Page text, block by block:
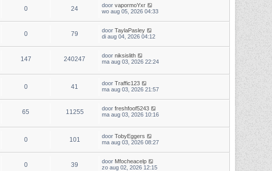
0 24 door vapormoYxr
wo aug 05, 2026 04:33
0 79 door TaylaPasley
di aug 04, 2026 04:12
147 240247 door niksislith
ma aug 03, 2026 22:24
0 41 door Traffic123
ma aug 03, 2026 21:57
65 11255 door freshfoof5243
ma aug 03, 2026 10:16
0 101 door TobyEggers
ma aug 03, 2026 08:27
0 39 door Mfocheacelp
zo aug 02, 2026 12:15